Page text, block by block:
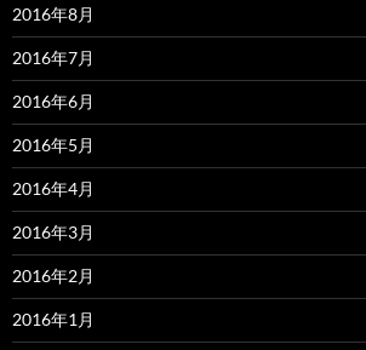
2016年8月
2016年7月
2016年6月
2016年5月
2016年4月
2016年3月
2016年2月
2016年1月